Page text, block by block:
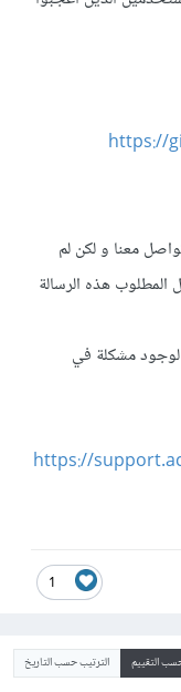
https://
معنا و لكن لم
المطلوب هذه الرسالة
لوجود مشكلة في
https://
1
التقييم الترتيب حسب التاريخ